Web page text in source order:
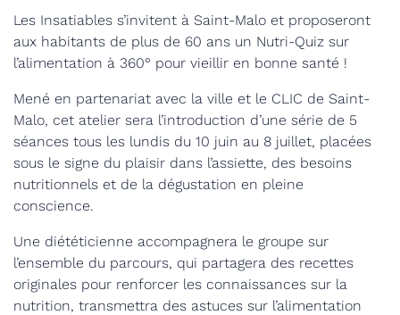
Les Insatiables s’invitent à Saint-Malo et proposeront
aux habitants de plus de 60 ans un Nutri-Quiz sur
l’alimentation à 360° pour vieillir en bonne santé !
Mené en partenariat avec la ville et le CLIC de Saint-
Malo, cet atelier sera l’introduction d’une série de 5
séances tous les lundis du 10 juin au 8 juillet, placées
sous le signe du plaisir dans l’assiette, des besoins
nutritionnels et de la dégustation en pleine
conscience.
Une diététicienne accompagnera le groupe sur
l’ensemble du parcours, qui partagera des recettes
originales pour renforcer les connaissances sur la
nutrition, transmettra des astuces sur l’alimentation